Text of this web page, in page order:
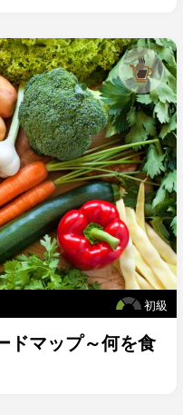
初級
ドマップ～何を食